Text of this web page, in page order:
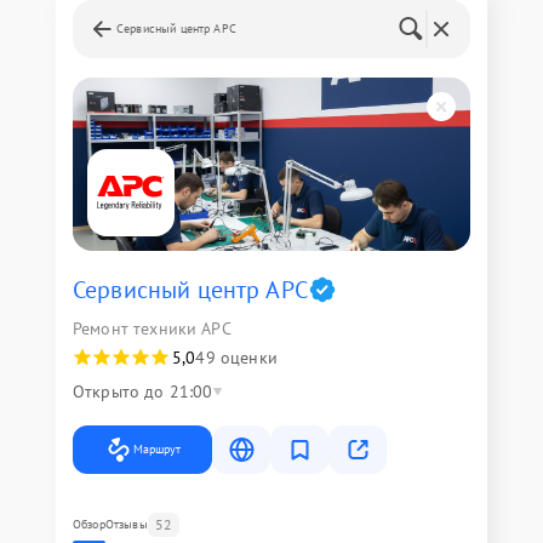
Сервисный центр APC
Сервисный центр APC
Ремонт техники APC
5,049 оценки
Открыто до 21:00
Маршрут
ОбзорОтзывы 52